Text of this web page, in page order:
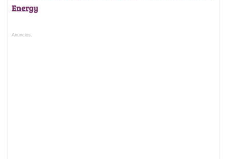
Energy
Anuncios.